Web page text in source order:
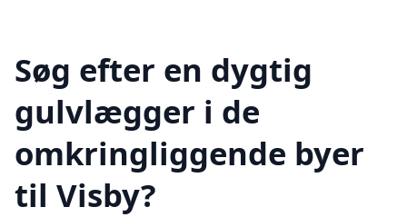
Søg efter en dygtig
gulvlægger i de
omkringliggende byer
til Visby?